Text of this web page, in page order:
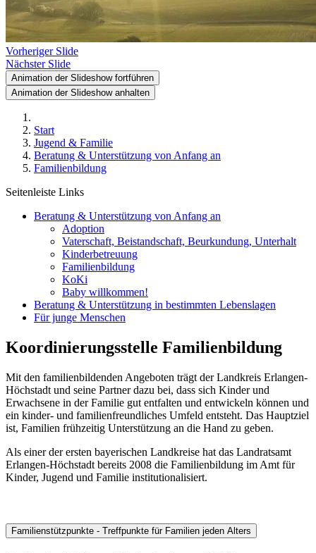
Vorheriger Slide
Nächster Slide
Animation der Slideshow fortführen
Animation der Slideshow anhalten
Start
Jugend & Familie
Beratung & Unterstützung von Anfang an
Familienbildung
Seitenleiste Links
Beratung & Unterstützung von Anfang an
Adoption
Vaterschaft, Beistandschaft, Beurkundung, Unterhalt
Kinderbetreuung
Familienbildung
KoKi
Baby willkommen!
Beratung & Unterstützung in bestimmten Lebenslagen
Für junge Menschen
Koordinierungsstelle Familienbildung
Mit den familienbildenden Angeboten trägt der Landkreis Erlangen-
Höchstadt und seine Partner dazu bei, dass sich Kinder und
Erwachsene in der Familie gut entfalten und entwickeln können und
ein kinder- und familienfreundliches Umfeld entsteht. Das Hauptziel
ist, Familien frühzeitig Unterstützung an die Hand zu geben.
Als einer der ersten bayerischen Landkreise hat das Landratsamt
Erlangen-Höchstadt bereits 2008 die Familienbildung im Amt für
Kinder, Jugend und Familie institutionalisiert.
Familienstützpunkte - Treffpunkte für Familien jeden Alters